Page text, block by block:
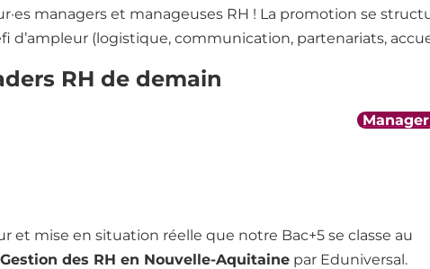
managers et manageuses RH ! La promotion se
d’ampleur (logistique, communication, partenariats,
RH de demain
et mise en situation réelle que notre Bac+5 se classe au
des RH en Nouvelle-Aquitaine par Eduniversal.